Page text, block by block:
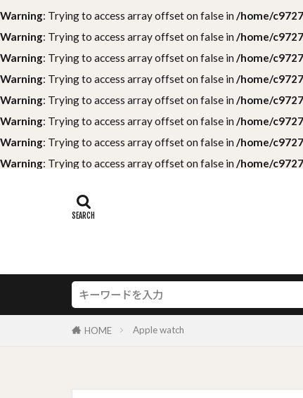
Warning: Trying to access array offset on false in/home/
Warning: Trying to access array offset on false in/home/
Warning: Trying to access array offset on false in/home/
Warning: Trying to access array offset on false in/home/
Warning: Trying to access array offset on false in/home/
Warning: Trying to access array offset on false in/home/
Warning: Trying to access array offset on false in/home/
Warning: Trying to access array offset on false in/home/
HOME Apple watch